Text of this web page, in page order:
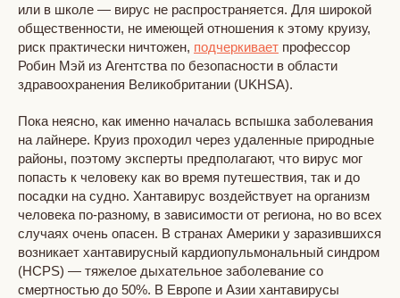
или в школе — вирус не распространяется. Для широкой
общественности, не имеющей отношения к этому круизу,
риск практически ничтожен, подчеркивает профессор
Робин Мэй из Агентства по безопасности в области
здравоохранения Великобритании (UKHSA).
Пока неясно, как именно началась вспышка заболевания
на лайнере. Круиз проходил через удаленные природные
районы, поэтому эксперты предполагают, что вирус мог
попасть к человеку как во время путешествия, так и до
посадки на судно. Хантавирус воздействует на организм
человека по-разному, в зависимости от региона, но во всех
случаях очень опасен. В странах Америки у заразившихся
возникает хантавирусный кардиопульмональный синдром
(HCPS) — тяжелое дыхательное заболевание со
смертностью до 50%. В Европе и Азии хантавирусы